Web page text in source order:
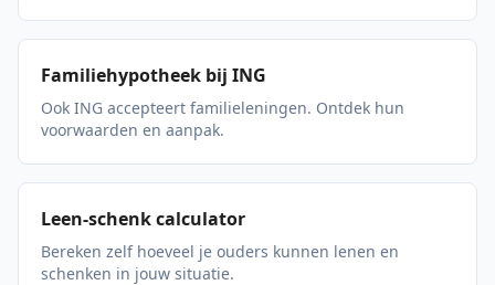
Familiehypotheek bij ING
Ook ING accepteert familieleningen. Ontdek hun
voorwaarden en aanpak.
Leen-schenk calculator
Bereken zelf hoeveel je ouders kunnen lenen en
schenken in jouw situatie.